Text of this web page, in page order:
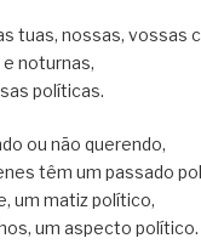
tuas, nossas, vossas
e noturnas,
políticas.
ou não querendo,
têm um passado
um matiz político,
um aspecto político.